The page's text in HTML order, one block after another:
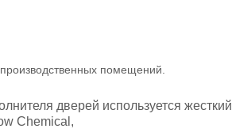
помещений.
дверей используется жесткий
Chemiсal,